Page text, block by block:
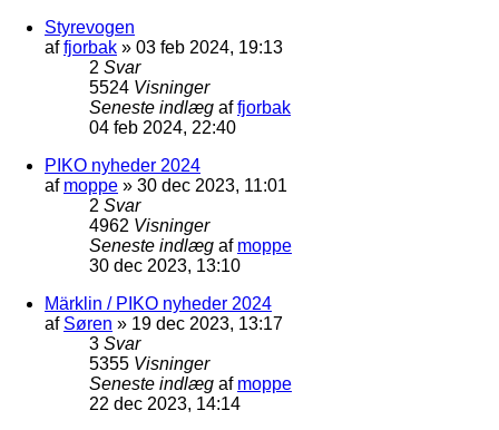
Styrevogen
affjorbak » 03 feb 2024, 19:13
2 Svar
5524 Visninger
Seneste indlæg affjorbak
04 feb 2024, 22:40
PIKO nyheder 2024
af moppe » 30 dec 2023, 11:01
2 Svar
4962 Visninger
Seneste indlæg af moppe
30 dec 2023, 13:10
Märklin / PIKO nyheder 2024
af Søren » 19 dec 2023, 13:17
3 Svar
5355 Visninger
Seneste indlæg af moppe
22 dec 2023, 14:14